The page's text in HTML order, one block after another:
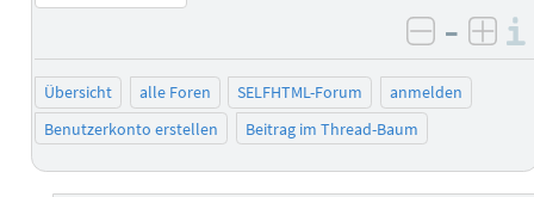
negativ
–
Übersicht alle Foren SELFHTML-Forum
anmelden
Benutzerkonto erstellen
Beitrag im Thread-Baum